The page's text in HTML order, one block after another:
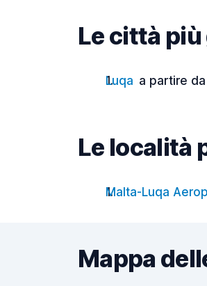
Le città
Luqa a partire
Le località
Malta-Luqa
Mappa